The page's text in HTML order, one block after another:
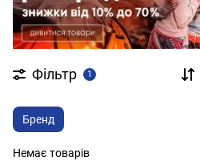
Фільтр 1
Бренд
Немає товарів